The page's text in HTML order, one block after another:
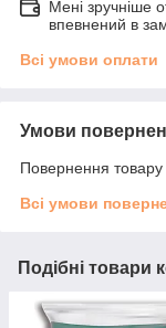
Мені зручніше
впевнений в
Всі умови оплати
Умови
Повернення
Всі умови
Подібні товари